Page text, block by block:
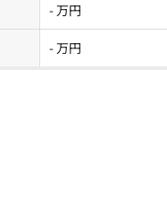
- 万円
- 万円